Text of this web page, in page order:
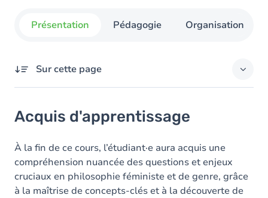
Présentation Pédagogie Organisation
Sur cette page
Objectifs
Acquis d'apprentissage
À la fin de ce cours, l’étudiant·e aura acquis une
compréhension nuancée des questions et enjeux
cruciaux en philosophie féministe et de genre, grâce
à la maîtrise de concepts-clés et à la découverte de